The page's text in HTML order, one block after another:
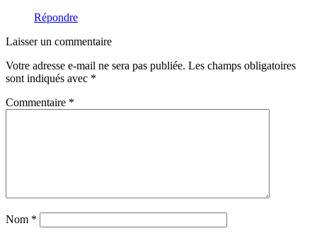
Répondre
Laisser un commentaire
Votre adresse e-mail ne sera pas publiée. Les champs obligatoires
sont indiqués avec *
Commentaire *
Nom *